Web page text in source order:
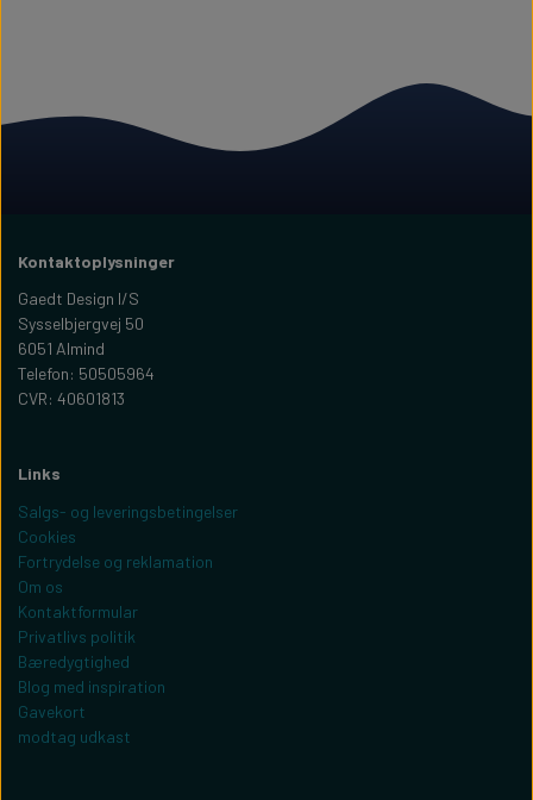
Kontaktoplysninger
Gaedt Design I/S
Sysselbjergvej 50
6051 Almind
Telefon: 50505964
CVR: 40601813
Links
Salgs- og leveringsbetingelser
Cookies
Fortrydelse og reklamation
Om os
Kontaktformular
Privatlivs politik
Bæredygtighed
Blog med inspiration
Gavekort
modtag udkast